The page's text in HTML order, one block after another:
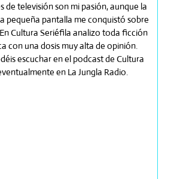
de televisión son mi pasión, aunque la
pequeña pantalla me conquistó sobre
Cultura Seriéfila analizo toda ficción
con una dosis muy alta de opinión.
escuchar en el podcast de Cultura
en La Jungla Radio.